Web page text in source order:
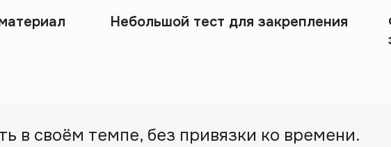
Небольшой тест для закрепления
в своём темпе, без привязки ко времени.